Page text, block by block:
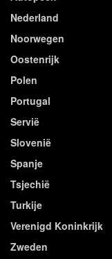
Nederland
Noorwegen
Oostenrijk
Polen
Portugal
Servië
Slovenië
Spanje
Tsjechië
Turkije
Verenigd Koninkrijk
Zweden